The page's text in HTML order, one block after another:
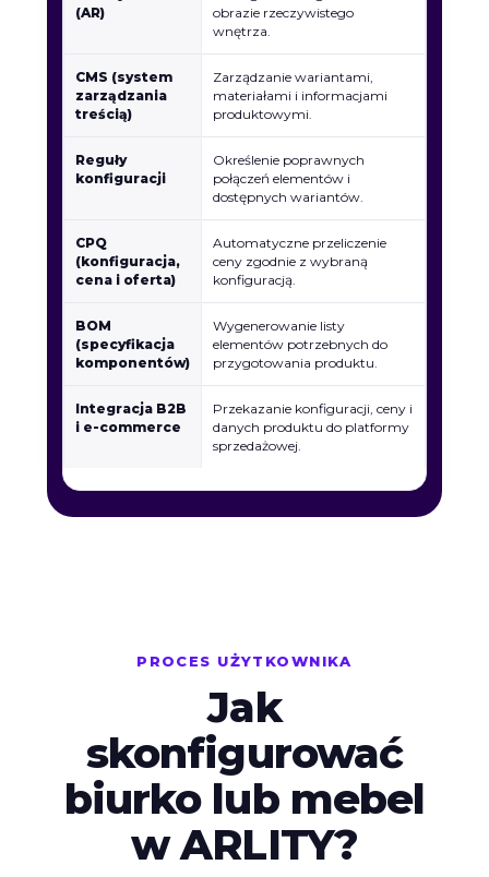
(AR)
obrazie rzeczywistego
wnętrza.
CMS (system
zarządzania
treścią)
Zarządzanie wariantami,
materiałami i informacjami
produktowymi.
Reguły
konfiguracji
Określenie poprawnych
połączeń elementów i
dostępnych wariantów.
CPQ
(konfiguracja,
cena i oferta)
Automatyczne przeliczenie
ceny zgodnie z wybraną
konfiguracją.
BOM
(specyfikacja
komponentów)
Wygenerowanie listy
elementów potrzebnych do
przygotowania produktu.
Integracja B2B
i e-commerce
Przekazanie konfiguracji, ceny i
danych produktu do platformy
sprzedażowej.
PROCES UŻYTKOWNIKA
Jak
skonfigurować
biurko lub mebel
w ARLITY?